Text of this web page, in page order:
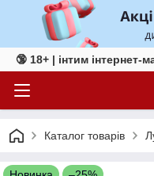
🔞 18+ | інтим інтернет-
Каталог товарів